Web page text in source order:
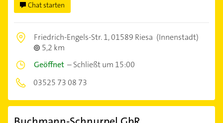
Chat starten
Friedrich-Engels-Str. 1,01589 Riesa (Innenstadt)
5,2 km
Geöffnet –Schließt um 15:00
03525 73 08 73